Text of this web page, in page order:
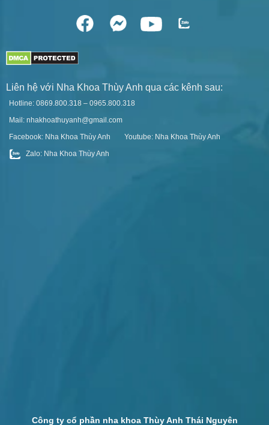
Liên hệ với Nha Khoa Thùy Anh qua các kênh sau:
Hotline: 0869.800.318 – 0965.800.318
Mail: nhakhoathuyanh@gmail.com
Facebook: Nha Khoa Thùy Anh
Youtube: Nha Khoa Thùy Anh
Zalo: Nha Khoa Thùy Anh
Công ty cổ phần nha khoa Thùy Anh Thái Nguyên